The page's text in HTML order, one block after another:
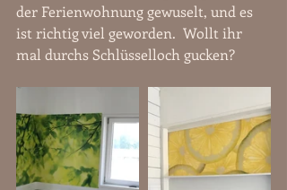
der Ferienwohnung gewuselt, und es
ist richtig viel geworden.  Wollt ihr
mal durchs Schlüsselloch gucken?